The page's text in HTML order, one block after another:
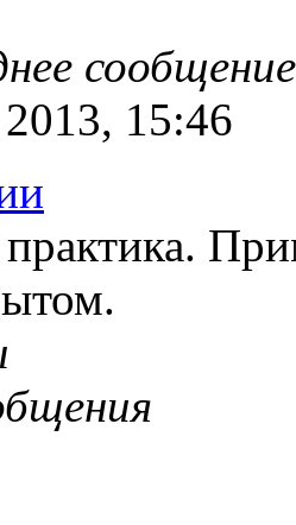
сообщение
15:46
практика.